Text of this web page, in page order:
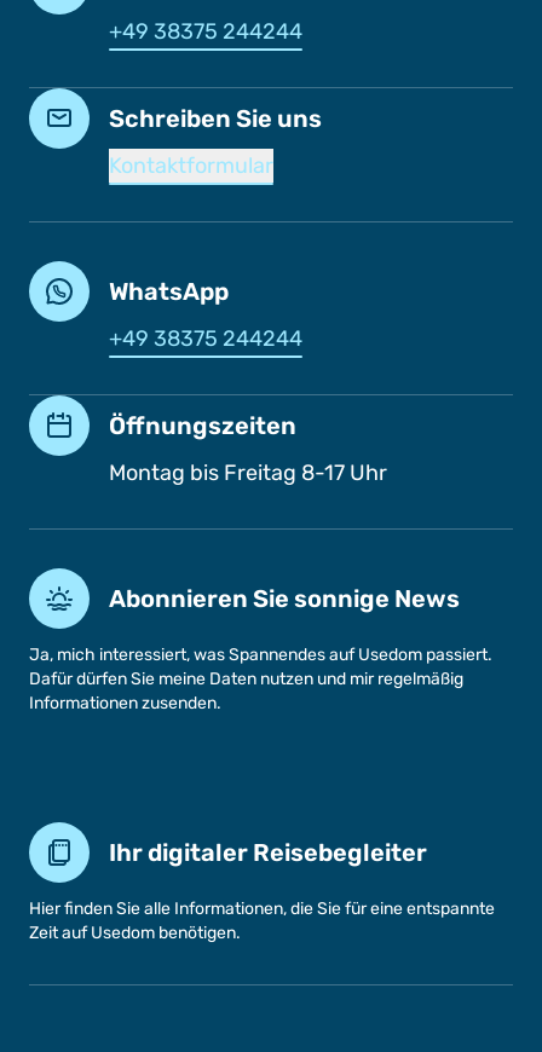
+49 38375 244244
Schreiben Sie uns
Kontaktformular
WhatsApp
+49 38375 244244
Öffnungszeiten
Montag bis Freitag 8-17 Uhr
Abonnieren Sie sonnige News
Ja, mich interessiert, was Spannendes auf Usedom passiert.
Dafür dürfen Sie meine Daten nutzen und mir regelmäßig
Informationen zusenden.
Ihr digitaler Reisebegleiter
Hier finden Sie alle Informationen, die Sie für eine entspannte
Zeit auf Usedom benötigen.